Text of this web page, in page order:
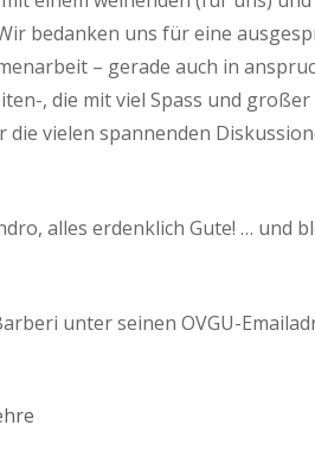
bedanken uns für eine
– gerade auch in
, die mit viel Spass und
vielen spannenden
alles erdenklich Gute! … und
unter seinen OVGU-